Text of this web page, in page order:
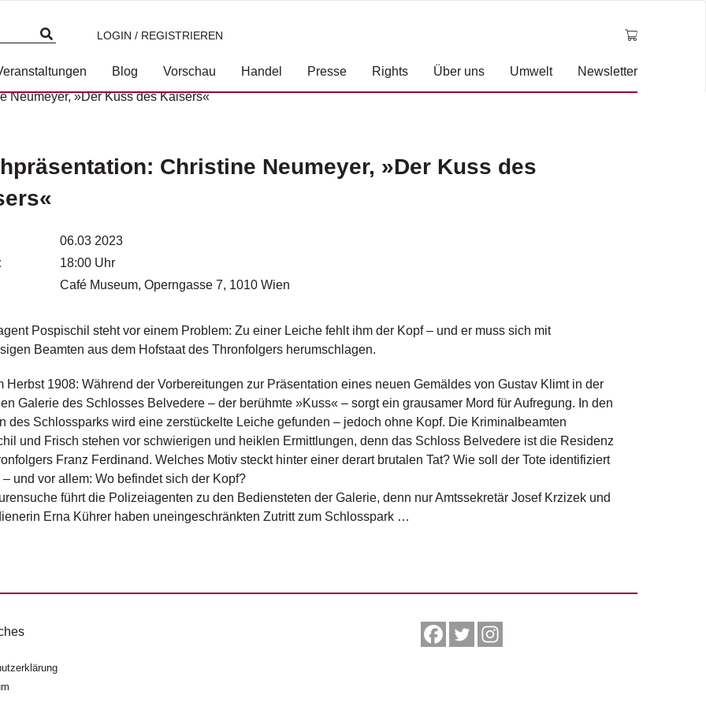
LOGIN / REGISTRIEREN
Blog Vorschau Handel Presse Rights Über uns Umwelt
Newsletter
Neumeyer, »Der Kuss des Kaisers«
Christine Neumeyer, »Der Kuss des
06.03 2023
18:00 Uhr
Café Museum, Operngasse 7, 1010 Wien
Pospischil steht vor einem Problem: Zu einer Leiche fehlt ihm der Kopf – und er muss sich mit
Beamten aus dem Hofstaat des Thronfolgers herumschlagen.
Herbst 1908: Während der Vorbereitungen zur Präsentation eines neuen Gemäldes von Gustav Klimt in der
Galerie des Schlosses Belvedere – der berühmte »Kuss« – sorgt ein grausamer Mord für Aufregung. In den
des Schlossparks wird eine zerstückelte Leiche gefunden – jedoch ohne Kopf. Die Kriminalbeamten
und Frisch stehen vor schwierigen und heiklen Ermittlungen, denn das Schloss Belvedere ist die Residenz
Franz Ferdinand. Welches Motiv steckt hinter einer derart brutalen Tat? Wie soll der Tote identifiziert
und vor allem: Wo befindet sich der Kopf?
führt die Polizeiagenten zu den Bediensteten der Galerie, denn nur Amtssekretär Josef Krzizek und
Erna Kührer haben uneingeschränkten Zutritt zum Schlosspark …